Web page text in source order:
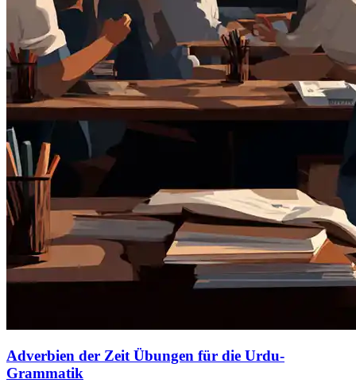
Adverbien der Zeit Übungen für die Urdu-
Grammatik